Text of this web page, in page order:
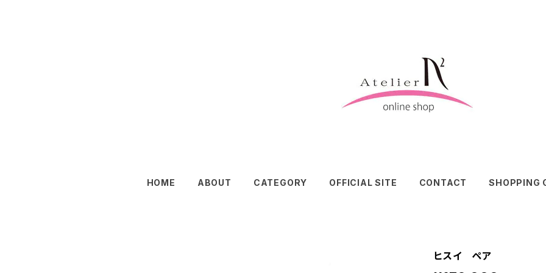
HOME ABOUT CATEGORY OFFICIAL SITE CONTACT SHOPPING
ヒスイ ペア